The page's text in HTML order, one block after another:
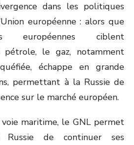
dans les politiques
européenne : alors que
européennes ciblent
pétrole, le gaz, notamment
échappe en grande
permettant à la Russie de
sur le marché européen.
maritime, le GNL permet
de continuer ses